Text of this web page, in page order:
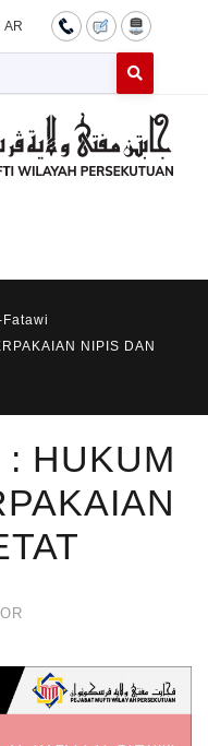
AR
Cari
NIPIS DAN
HUKUM